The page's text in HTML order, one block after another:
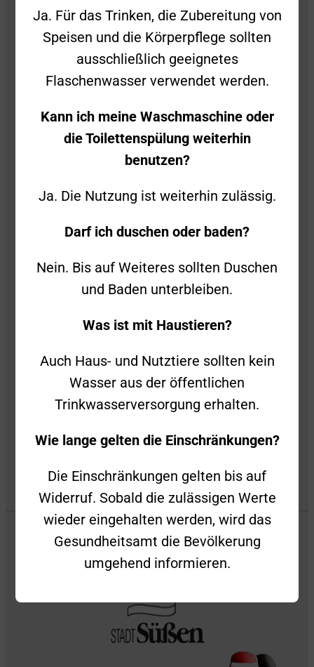
Freiwillige Feuerwehr Süßen
Stiegelwiesenstraße 2
73079 Süßen
Impressum
Datenschutz
Privatsphäre-Einstellungen
Ja. Für das Trinken, die Zubereitung von
Speisen und die Körperpflege sollten
ausschließlich geeignetes
Flaschenwasser verwendet werden.
Kann ich meine Waschmaschine oder
die Toilettenspülung weiterhin
benutzen?
Ja. Die Nutzung ist weiterhin zulässig.
Darf ich duschen oder baden?
Nein. Bis auf Weiteres sollten Duschen
und Baden unterbleiben.
Was ist mit Haustieren?
Auch Haus- und Nutztiere sollten kein
Wasser aus der öffentlichen
Trinkwasserversorgung erhalten.
Wie lange gelten die Einschränkungen?
Die Einschränkungen gelten bis auf
Widerruf. Sobald die zulässigen Werte
wieder eingehalten werden, wird das
Gesundheitsamt die Bevölkerung
umgehend informieren.